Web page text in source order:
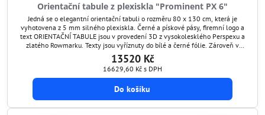
Orientační tabule z plexiskla "Prominent PX 6"
Jedná se o elegantní orientační tabuli o rozměru 80 x 130 cm, která je
vyhotovena z 5 mm silného plexiskla. Černé a pískové pásy, firemní logo a
text ORIENTAČNÍ TABULE jsou v provedení 3D z vysokolesklého Perspexu a
zlatého Rowmarku. Texty jsou vyříznuty do bílé a černé fólie. Zároveň v
případě potřeby lze tyto texty snadno aktualizovat jejich odlepením a
nalepením nového textu.
13520 Kč
16629,60 Kč s DPH
Do košíku